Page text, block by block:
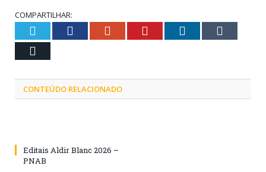
COMPARTILHAR:
Twitter Facebook Google+ Pinterest LinkedIn
CONTEÚDO RELACIONADO
Editais Aldir Blanc 2026 –
PNAB